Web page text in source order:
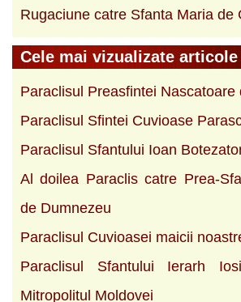
Rugaciune catre Sfanta Maria de
Cele mai vizualizate
Paraclisul Preasfintei Nascatoare
Paraclisul Sfintei Cuvioase
Paraclisul Sfantului Ioan
Al doilea Paraclis catre Prea-
de Dumnezeu
Paraclisul Cuvioasei maicii
Paraclisul Sfantului Ierarh
Mitropolitul Moldovei